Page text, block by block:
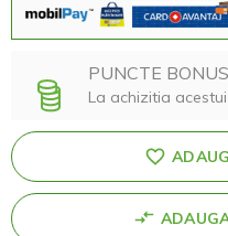
PUNCTE BONUS
La achizitia